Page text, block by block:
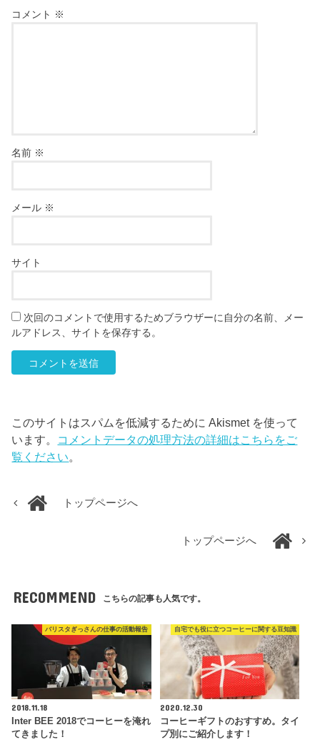
コメント ※
名前 ※
メール ※
サイト
次回のコメントで使用するためブラウザーに自分の名前、メー
ルアドレス、サイトを保存する。
このサイトはスパムを低減するために Akismet を使って
います。 コメントデータの処理方法の詳細はこちらをご
覧ください。
トップページへ
トップページへ
RECOMMEND こちらの記事も人気です。
バリスタぎっさんの仕事の活動報告
2018.11.18
Inter BEE 2018でコーヒーを淹れ
てきました！
自宅でも役に立つコーヒーに関する豆知識
2020.12.30
コーヒーギフトのおすすめ。タイ
プ別にご紹介します！